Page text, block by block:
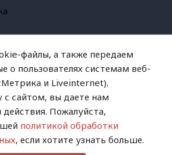
файлы, а также передаем
о пользователях системам веб-
и Liveinternet).
сайтом, вы даете нам
Пожалуйста,
политикой обработки
, если хотите узнать больше.